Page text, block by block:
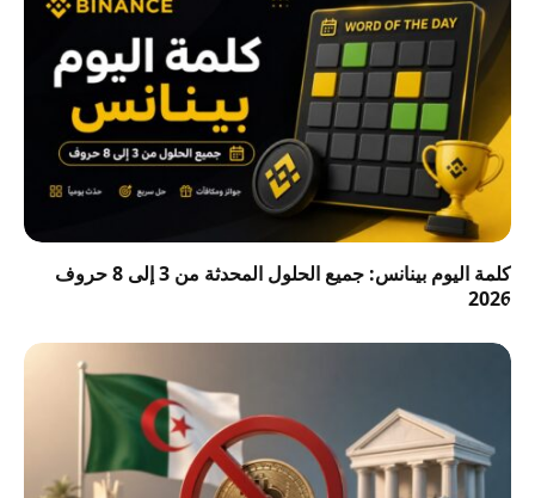
كلمة اليوم بينانس: جميع الحلول المحدثة من 3 إلى 8 حروف
2026